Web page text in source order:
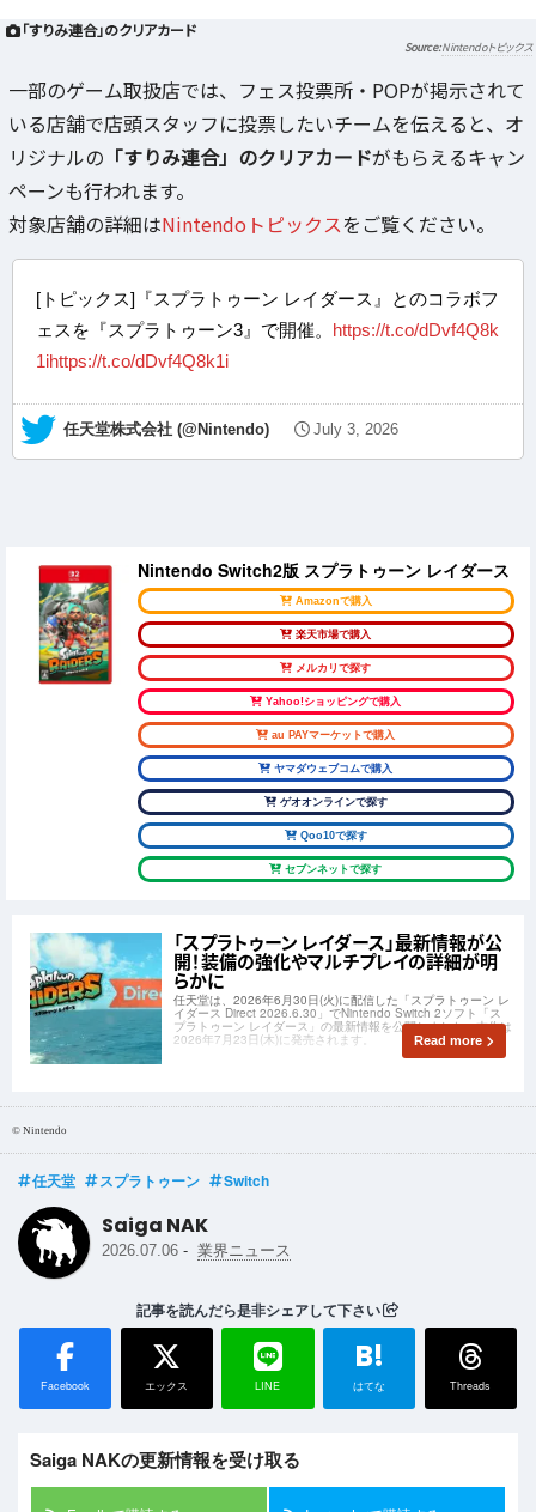
「すりみ連合」のクリアカード
Nintendoトピックス
一部のゲーム取扱店では、フェス投票所・POPが掲示されて
いる店舗で店頭スタッフに投票したいチームを伝えると、オ
リジナルの 「すりみ連合」のクリアカードがもらえるキャン
ペーンも行われます。
対象店舗の詳細はNintendoトピックスをご覧ください。
[トピックス]『スプラトゥーン レイダース』とのコラボフ
ェスを『スプラトゥーン3』で開催。 https://t.co/dDvf4Q8k
1ihttps://t.co/dDvf4Q8k1i
— 任天堂株式会社 (@Nintendo) July 3, 2026
Nintendo Switch2版 スプラトゥーン レイダース
Amazonで購入
楽天市場で購入
メルカリで探す
Yahoo!ショッピングで購入
au PAYマーケットで購入
ヤマダウェブコムで購入
ゲオオンラインで探す
Qoo10で探す
セブンネットで探す
「スプラトゥーン レイダース」最新情報が公
開！装備の強化やマルチプレイの詳細が明
らかに
任天堂は、2026年6月30日(火)に配信した「スプラトゥーン レ
イダース Direct 2026.6.30」でNintendo Switch 2ソフト「ス
プラトゥーン レイダース」の最新情報を公開しました。本作は
2026年7月23日(木)に発売されます。 Read more
© Nintendo
任天堂 スプラトゥーン Switch
Saiga NAK
2026.07.06 - 業界ニュース
記事を読んだら是非シェアして下さい
Facebook エックス LINE
B!
はてな Threads
Saiga NAKの更新情報を受け取る